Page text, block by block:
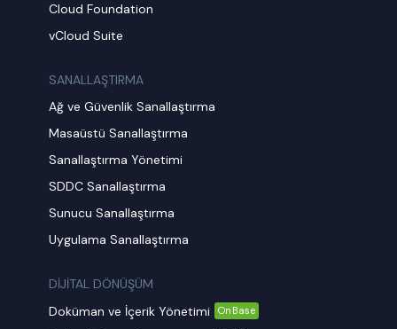
Cloud Foundation
vCloud Suite
SANALLAŞTIRMA
Ağ ve Güvenlik Sanallaştırma
Masaüstü Sanallaştırma
Sanallaştırma Yönetimi
SDDC Sanallaştırma
Sunucu Sanallaştırma
Uygulama Sanallaştırma
DİJİTAL DÖNÜŞÜM
Doküman ve İçerik Yönetimi
OnBase